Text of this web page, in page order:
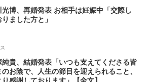
光博、再婚発表 お相手は妊娠中「交際し
ました方と」
純貴、結婚発表「いつも支えてくださる皆
のお陰で、人生の節目を迎えられること、
感謝しております」【全文】